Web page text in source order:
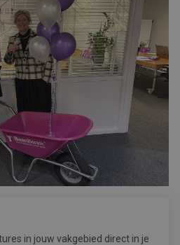
in jouw vakgebied direct in je